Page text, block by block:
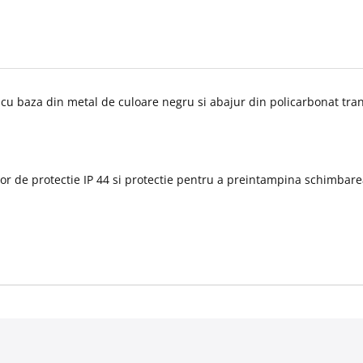
baza din metal de culoare negru si abajur din policarbonat
de protectie IP 44 si protectie pentru a preintampina